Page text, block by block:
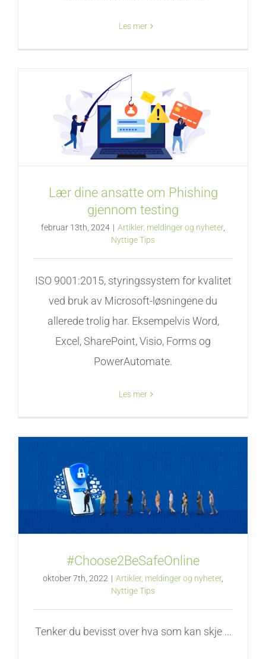
Les mer
Lær dine ansatte om Phishing
gjennom testing
februar 13th, 2024 | Artikler, meldinger og nyheter,
Nyttige Tips
ISO 9001:2015, styringssystem for kvalitet
ved bruk av Microsoft-løsningene du
allerede trolig har. Eksempelvis Word,
Excel, SharePoint, Visio, Forms og
PowerAutomate.
Les mer
#Choose2BeSafeOnline
oktober 7th, 2022 | Artikler, meldinger og nyheter,
Nyttige Tips
Tenker du bevisst over hva som kan skje ...